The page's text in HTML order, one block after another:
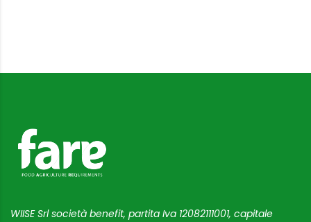
WIISE Srl società benefit, partita Iva 12082111001, capitale